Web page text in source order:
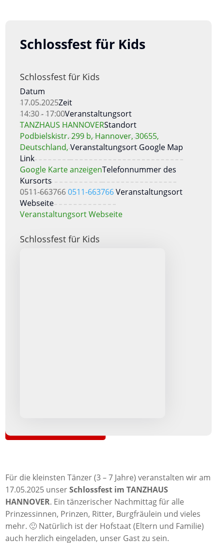
Für die kleinsten Tänzer (3 – 7 Jahre) veranstalten wir am
17.05.2025 unserSchlossfest im TANZHAUS
HANNOVER. Ein tänzerischer Nachmittag für alle
Prinzessinnen, Prinzen, Ritter, Burgfräulein und vieles
mehr. 🙂 Natürlich ist der Hofstaat (Eltern und Familie)
auch herzlich eingeladen, unser Gast zu sein.
Schlossfest für Kids
Schlossfest für Kids
Datum
17.05.2025Zeit
14:30 - 17:00Veranstaltungsort
TANZHAUS HANNOVERStandort
Podbielskistr. 299 b, Hannover, 30655,
Deutschland,Veranstaltungsort Google Map
Link
Google Karte anzeigenTelefonnummer des
Kursorts
0511-6637660511-663766Veranstaltungsort
Webseite
Veranstaltungsort Webseite
Schlossfest für Kids